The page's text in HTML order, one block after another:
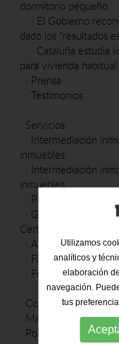
dormitorio pequeño
· El Gobierno
dado los “resultados
· Cataluña estudia
para vivienda habitual
· Prensa
·Testimonios
· Servicios
· Intermediación
inmuebles.
· Intermediación
inmuebles
· Permutas
· Gestión para la
Certificado Energético
·Alquiler de plazas
· Financiación
· Fiscalidad
· Contacto
· Mapa web
· Política de cookies
Utilizamos
analíticos y
elaboración
navegación.
tus